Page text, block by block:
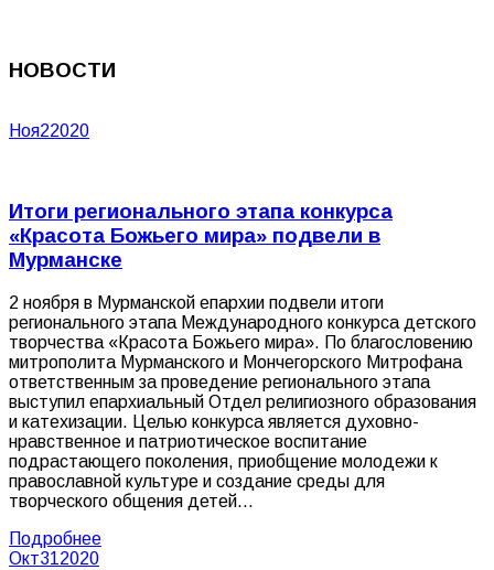
НОВОСТИ
Ноя22020
Итоги регионального этапа конкурса
«Красота Божьего мира» подвели в
Мурманске
2 ноября в Мурманской епархии подвели итоги
регионального этапа Международного конкурса детского
творчества «Красота Божьего мира». По благословению
митрополита Мурманского и Мончегорского Митрофана
ответственным за проведение регионального этапа
выступил епархиальный Отдел религиозного образования
и катехизации. Целью конкурса является духовно-
нравственное и патриотическое воспитание
подрастающего поколения, приобщение молодежи к
православной культуре и создание среды для
творческого общения детей…
Подробнее
Окт312020